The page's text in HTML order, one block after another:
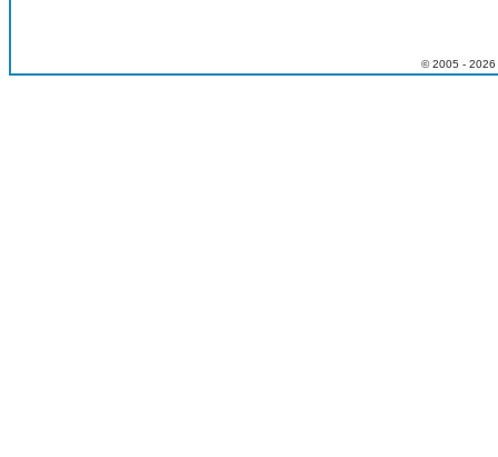
© 2005 - 2026